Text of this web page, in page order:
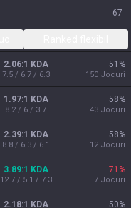
67
2.06:1 KDA
7.5 / 6.7 / 6.3
51 %
150 Jocuri
1.97:1 KDA
8.2 / 6 / 3.7
58%
43 Jocuri
2.39:1 KDA
8.8 / 6.3 / 6.1
58%
12 Jocuri
3.89:1 KDA
12.7 / 5.1 / 7.3
71 %
7 Jocuri
2.18:1 KDA 50%